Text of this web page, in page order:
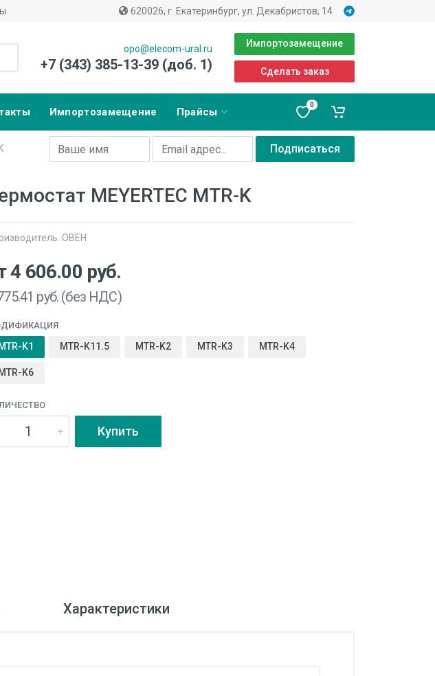
620026, г. Екатеринбург, ул. Декабристов, 14
opo@elecom-ural.ru
+7 (343) 385-13-39 (доб. 1)
Импортозамещение
Сделать заказ
Импортозамещение Прайсы
0
Имя
E-mail адрес Подписаться
MEYERTEC MTR-K
ОВЕН
4 606.00 руб.
руб. (без НДС)
MTR-K1 MTR-K11.5 MTR-K2 MTR-K3 MTR-K4
MTR-K6
Купить
Характеристики